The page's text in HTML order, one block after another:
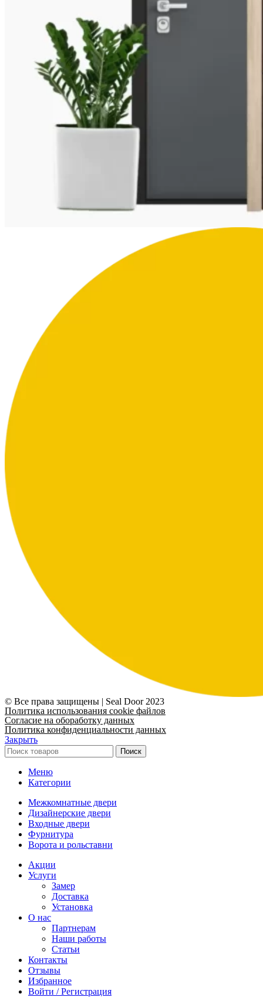
© Все права защищены | Seal Door 2023
Политика использования cookie файлов
Согласие на обоработку данных
Политика конфиденциальности данных
Закрыть
Поиск
Меню
Категории
Межкомнатные двери
Дизайнерские двери
Входные двери
Фурнитура
Ворота и рольставни
Акции
Услуги
Замер
Доставка
Установка
О нас
Партнерам
Наши работы
Статьи
Контакты
Отзывы
Избранное
Войти / Регистрация